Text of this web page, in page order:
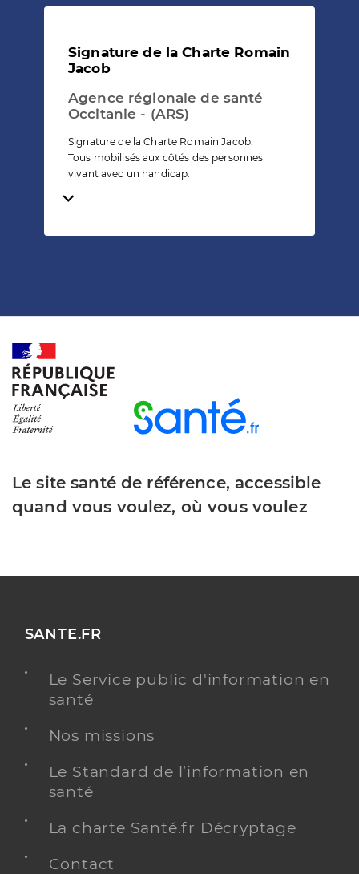
Signature de la Charte Romain
Jacob
Agence régionale de santé
Occitanie - (ARS)
Signature de la Charte Romain Jacob.
Tous mobilisés aux côtés des personnes
vivant avec un handicap.
Temps de lecture
Le site santé de référence, accessible
quand vous voulez, où vous voulez
SANTE.FR
Le Service public d'information en
santé
Nos missions
Le Standard de l’information en
santé
La charte Santé.fr Décryptage
Contact